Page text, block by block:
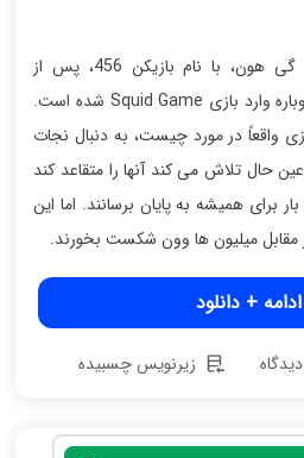
سئونگ گی هون، با نام بازیکن 456، پس از
پیروزی در پایان بازی قبلی، دوباره وارد بازی Squid Game شده است.
واقعاً در مورد چیست، به دنبال نجات
حال تلاش می کند آنها را متقاعد کند
برای همیشه به پایان برسانند. اما این
میلیون ها وون شکست بخورند.
ادامه + دانلود
زیرنویس چسبیده